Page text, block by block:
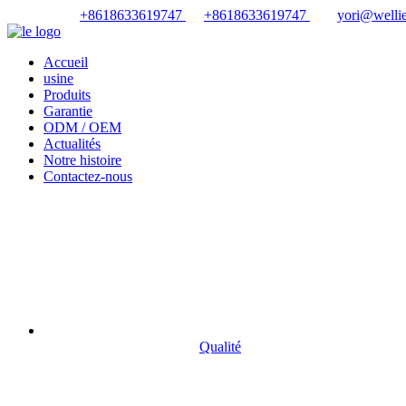
+8618633619747 +8618633619747
Accueil
usine
Produits
Garantie
ODM / OEM
Actualités
Notre histoire
Contactez-nous
Qualité